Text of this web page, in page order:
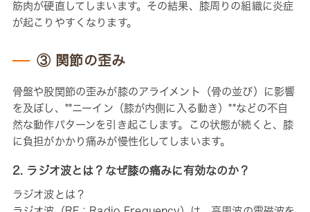
筋肉が硬直してしまいます。その結果、膝周りの組織に炎症
が起こりやすくなります。
③ 関節の歪み
骨盤や股関節の歪みが膝のアライメント（骨の並び）に影響
を及ぼし、**ニーイン（膝が内側に入る動き）**などの不自
然な動作パターンを引き起こします。この状態が続くと、膝
に負担がかかり痛みが慢性化してしまいます。
2. ラジオ波とは？なぜ膝の痛みに有効なのか？
ラジオ波とは？